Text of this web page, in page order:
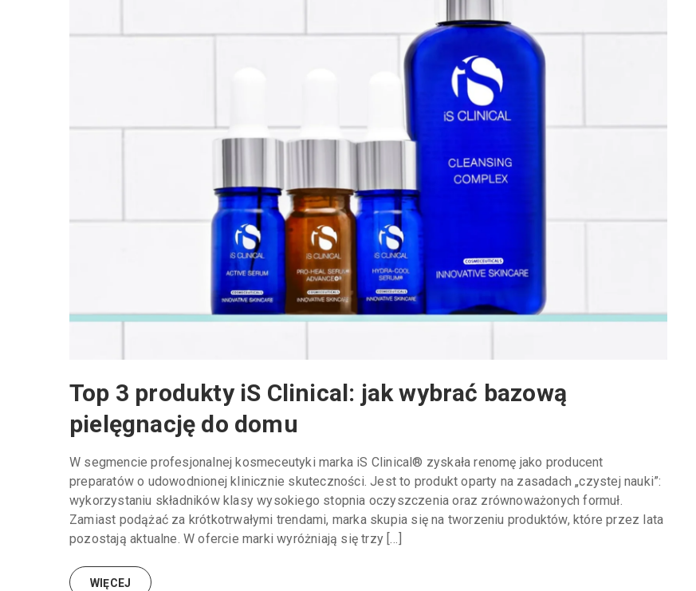
Top 3 produkty iS Clinical: jak wybrać bazową
pielęgnację do domu
W segmencie profesjonalnej kosmeceutyki marka iS Clinical® zyskała renomę jako producent
preparatów o udowodnionej klinicznie skuteczności. Jest to produkt oparty na zasadach „czystej nauki”:
wykorzystaniu składników klasy wysokiego stopnia oczyszczenia oraz zrównoważonych formuł.
Zamiast podążać za krótkotrwałymi trendami, marka skupia się na tworzeniu produktów, które przez lata
pozostają aktualne. W ofercie marki wyróżniają się trzy […]
WIĘCEJ